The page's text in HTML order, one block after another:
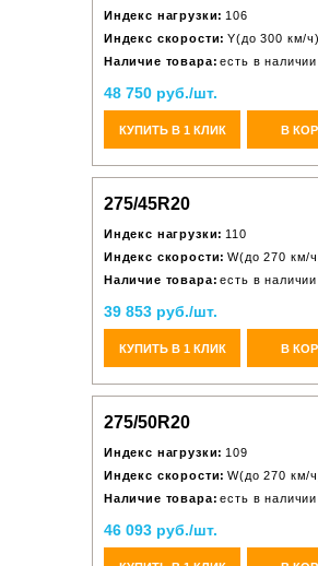
Индекс нагрузки: 106
Индекс скорости: Y(до 300 км/ч)
Наличие товара: есть в наличии
48 750 руб./шт.
КУПИТЬ В 1 КЛИК В
275/45R20
Индекс нагрузки: 110
Индекс скорости: W(до 270 км/
Наличие товара: есть в наличии
39 853 руб./шт.
КУПИТЬ В 1 КЛИК В
275/50R20
Индекс нагрузки: 109
Индекс скорости: W(до 270 км/
Наличие товара: есть в наличии
46 093 руб./шт.